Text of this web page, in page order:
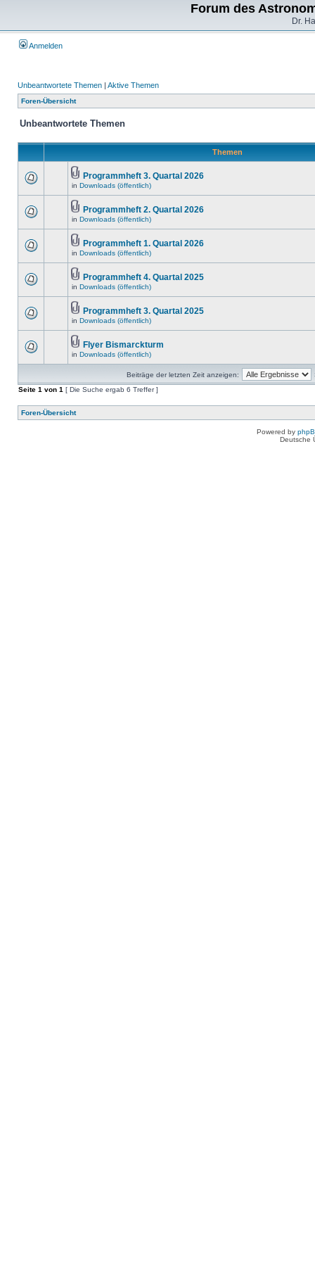
Forum des
Dr.
Anmelden
Unbeantwortete Themen | Aktive Themen
Foren-Übersicht
Unbeantwortete Themen
Themen
Programmheft 3. Quartal 2026
in Downloads (öffentlich)
Programmheft 2. Quartal 2026
in Downloads (öffentlich)
Programmheft 1. Quartal 2026
in Downloads (öffentlich)
Programmheft 4. Quartal 2025
in Downloads (öffentlich)
Programmheft 3. Quartal 2025
in Downloads (öffentlich)
Flyer Bismarckturm
in Downloads (öffentlich)
Beiträge der letzten Zeit anzeigen:
Seite 1 von 1 [ Die Suche ergab 6 Treffer ]
Foren-Übersicht
Powered by
Deutsche